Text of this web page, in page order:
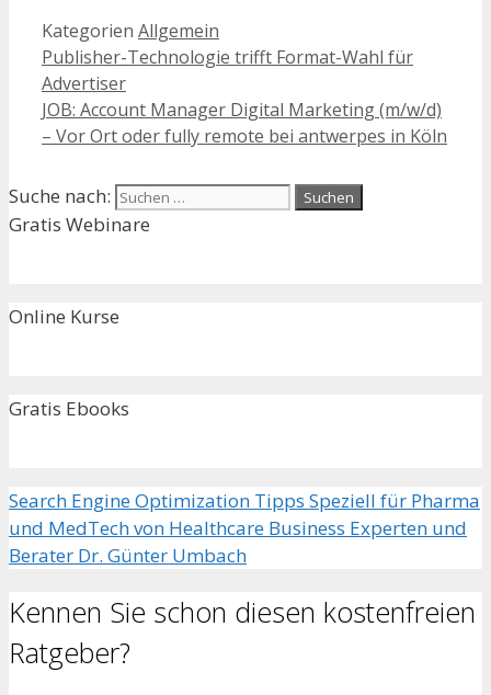
Kategorien Allgemein
Publisher-Technologie trifft Format-Wahl für
Advertiser
JOB: Account Manager Digital Marketing (m/w/d)
– Vor Ort oder fully remote bei antwerpes in Köln
Suche nach:
Gratis Webinare
Online Kurse
Gratis Ebooks
Search Engine Optimization Tipps Speziell für Pharma
und MedTech von Healthcare Business Experten und
Berater Dr. Günter Umbach
Kennen Sie schon diesen kostenfreien
Ratgeber?